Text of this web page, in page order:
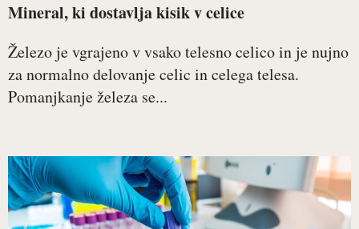
Mineral, ki dostavlja kisik v celice
Železo je vgrajeno v vsako telesno celico in je nujno
za normalno delovanje celic in celega telesa.
Pomanjkanje železa se...